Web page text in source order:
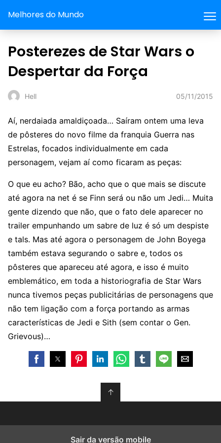
Melhores do Mundo
Posterezes de Star Wars o
Despertar da Força
Hell 05/11/2015
Aí, nerdaiada amaldiçoada… Saíram ontem uma leva
de pôsteres do novo filme da franquia Guerra nas
Estrelas, focados individualmente em cada
personagem, vejam aí como ficaram as peças:
O que eu acho? Bão, acho que o que mais se discute
até agora na net é se Finn será ou não um Jedi… Muita
gente dizendo que não, que o fato dele aparecer no
trailer empunhando um sabre de luz é só um despiste
e tals. Mas até agora o personagem de John Boyega
também estava segurando o sabre e, todos os
pôsteres que apareceu até agora, e isso é muito
emblemático, em toda a historiografia de Star Wars
nunca tivemos peças publicitárias de personagens que
não tem ligação com a força portando as armas
características de Jedi e Sith (sem contar o Gen.
Grievous)…
↑
Sair da versão mobile